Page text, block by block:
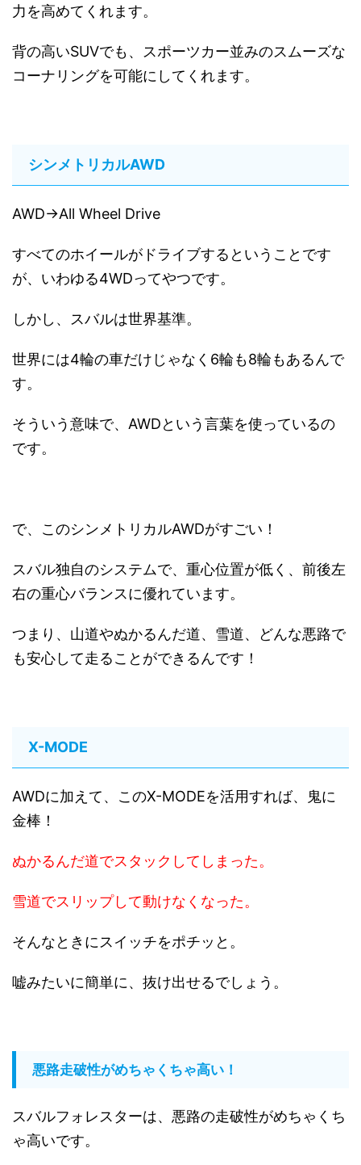
力を高めてくれます。
背の高いSUVでも、スポーツカー並みのスムーズな
コーナリングを可能にしてくれます。
シンメトリカルAWD
AWD→All Wheel Drive
すべてのホイールがドライブするということです
が、いわゆる4WDってやつです。
しかし、スバルは世界基準。
世界には4輪の車だけじゃなく6輪も8輪もあるんで
す。
そういう意味で、AWDという言葉を使っているの
です。
で、このシンメトリカルAWDがすごい！
スバル独自のシステムで、重心位置が低く、前後左
右の重心バランスに優れています。
つまり、山道やぬかるんだ道、雪道、どんな悪路で
も安心して走ることができるんです！
X-MODE
AWDに加えて、このX-MODEを活用すれば、鬼に
金棒！
ぬかるんだ道でスタックしてしまった。
雪道でスリップして動けなくなった。
そんなときにスイッチをポチッと。
嘘みたいに簡単に、抜け出せるでしょう。
悪路走破性がめちゃくちゃ高い！
スバルフォレスターは、悪路の走破性がめちゃくち
ゃ高いです。